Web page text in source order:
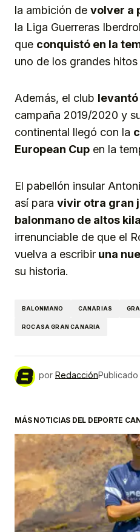
la ambición de volver a
la Liga Guerreras
que conquistó en la
uno de los grandes
Además, el club levantó
campaña 2019/2020 y
continental llegó con la
European Cup en la
El pabellón insular
así para vivir otra gran
balonmano de altos
irrenunciable de que el
vuelva a escribir una
su historia.
BALONMANO CANARIAS
ROCASA GRAN CANARIA
por RedacciónPublicado
MÁS NOTICIAS DEL DEPORTE